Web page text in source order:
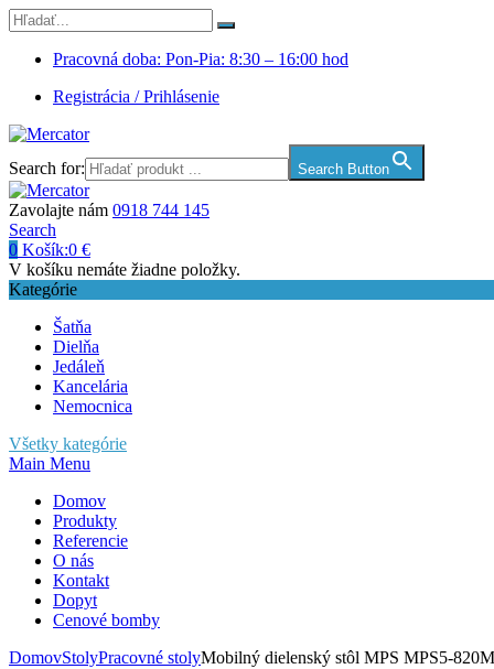
Pracovná doba: Pon-Pia: 8:30 – 16:00 hod
Registrácia / Prihlásenie
Search for: Search Button
Zavolajte nám 0918 744 145
Search
0 Košík:0 €
V košíku nemáte žiadne položky.
Kategórie
Šatňa
Dielňa
Jedáleň
Kancelária
Nemocnica
Všetky kategórie
Main Menu
Domov
Produkty
Referencie
O nás
Kontakt
Dopyt
Cenové bomby
DomovStolyPracovné stolyMobilný dielenský stôl MPS MPS5-820M